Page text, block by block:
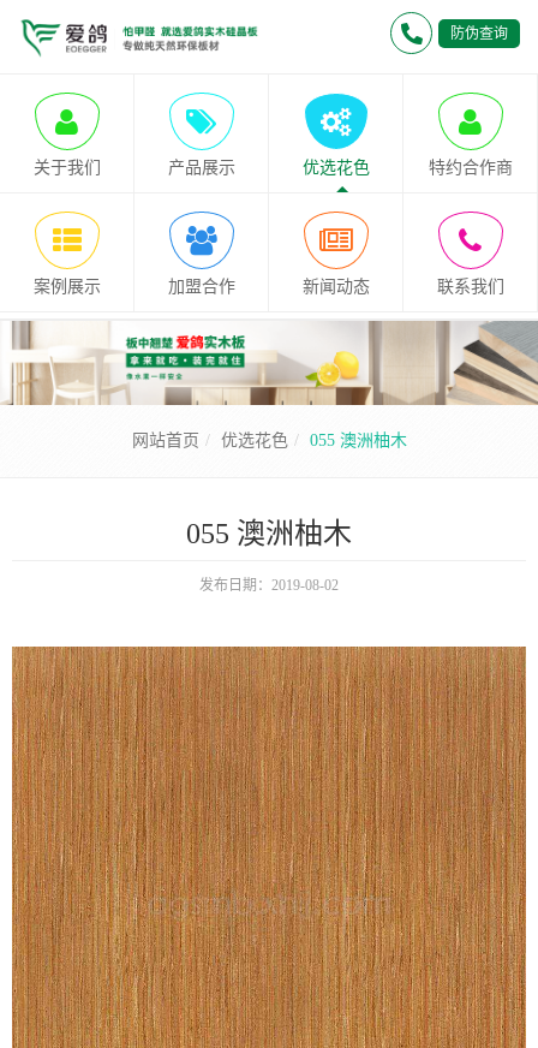
防伪查询
关于我们 产品展示 优选花色 特约合作商
案例展示 加盟合作 新闻动态 联系我们
网站首页 优选花色 055 澳洲柚木
055 澳洲柚木
发布日期：2019-08-02